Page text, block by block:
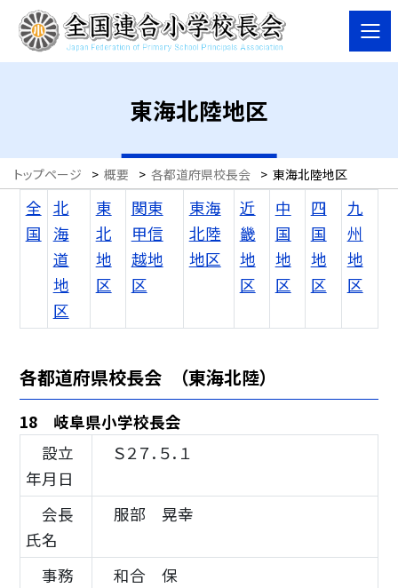
東海北陸地区
トップページ > 概要 > 各都道府県校長会 > 東海北陸地区
全
国
北
海
道
地
区
東
北
地
区
関東
甲信
越地
区
東海
北陸
地区
近
畿
地
区
中
国
地
区
四
国
地
区
九
州
地
区
各都道府県校長会 （東海北陸）
18 岐阜県小学校長会
設立
年月日
Ｓ２７．５．１
会長
氏名
服部 晃幸
事務
和合 保